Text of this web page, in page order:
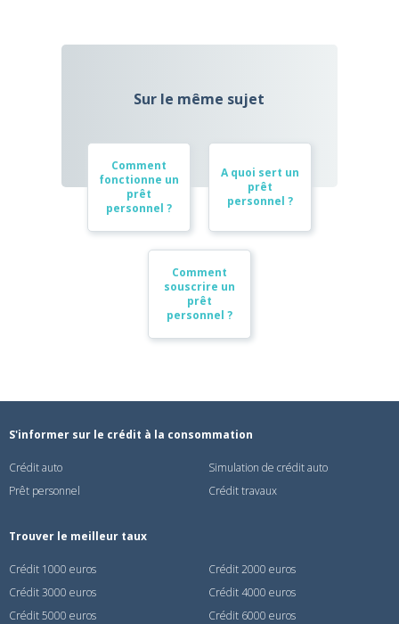
Sur le même sujet
Comment
fonctionne un
prêt
personnel ?
A quoi sert un
prêt
personnel ?
Comment
souscrire un
prêt
personnel ?
S'informer sur le crédit à la consommation
Crédit auto
Simulation de crédit auto
Prêt personnel
Crédit travaux
Trouver le meilleur taux
Crédit 1000 euros
Crédit 2000 euros
Crédit 3000 euros
Crédit 4000 euros
Crédit 5000 euros
Crédit 6000 euros